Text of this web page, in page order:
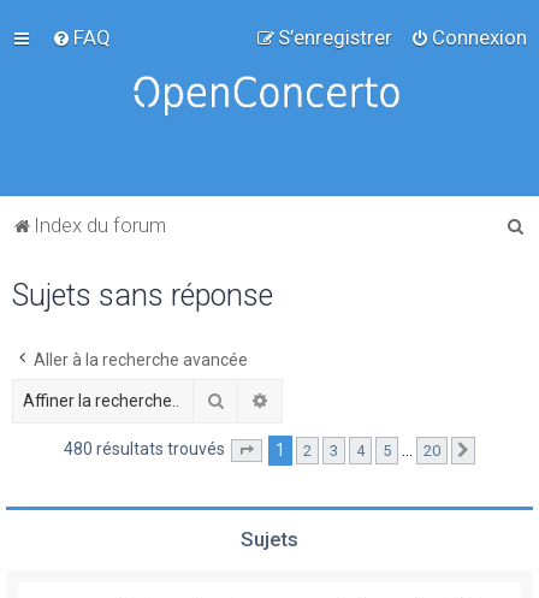
FAQ Connexion
S’enregistrer
Index du forum
Sujets sans réponse
Aller à la recherche avancée
Rechercher
480 résultats trouvés Page sur20
1 2 3 4 5 … 20
Sujets